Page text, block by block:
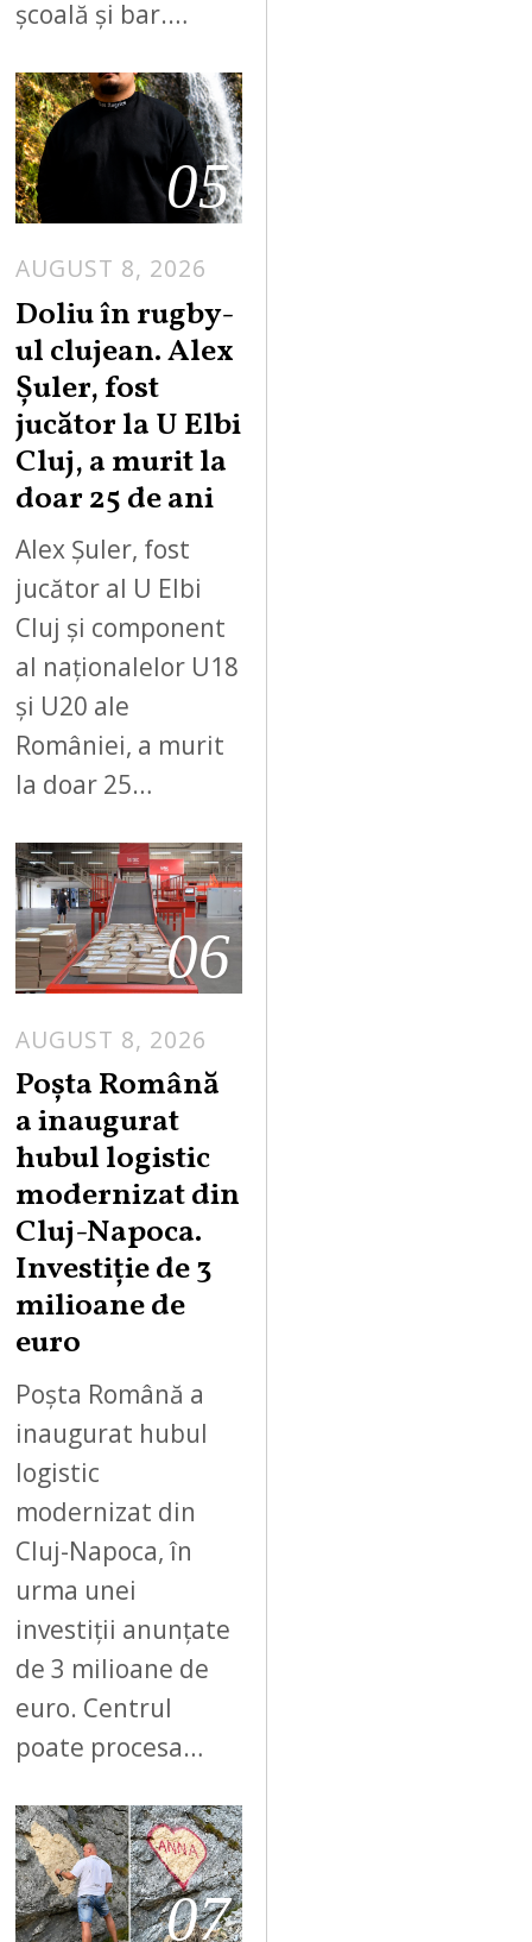
școală și bar.…
05
AUGUST 8, 2026
Doliu în rugby-
ul clujean. Alex
Șuler, fost
jucător la U Elbi
Cluj, a murit la
doar 25 de ani
Alex Șuler, fost
jucător al U Elbi
Cluj și component
al naționalelor U18
și U20 ale
României, a murit
la doar 25…
06
AUGUST 8, 2026
Poșta Română
a inaugurat
hubul logistic
modernizat din
Cluj-Napoca.
Investiție de 3
milioane de
euro
Poșta Română a
inaugurat hubul
logistic
modernizat din
Cluj-Napoca, în
urma unei
investiții anunțate
de 3 milioane de
euro. Centrul
poate procesa…
07